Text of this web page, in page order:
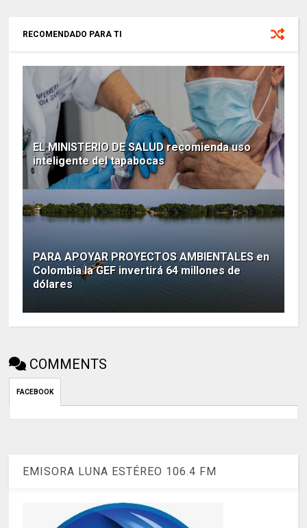
RECOMENDADO PARA TI
EL MINISTERIO DE SALUD recomienda uso
inteligente del tapabocas
PARA APOYAR PROYECTOS AMBIENTALES en
Colombia la GEF invertirá 64 millones de
dólares
COMMENTS
FACEBOOK
EMISORA LUNA ESTÉREO 106.4 FM